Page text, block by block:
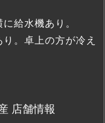
給水機あり。
。卓上の方が冷え
店舗情報